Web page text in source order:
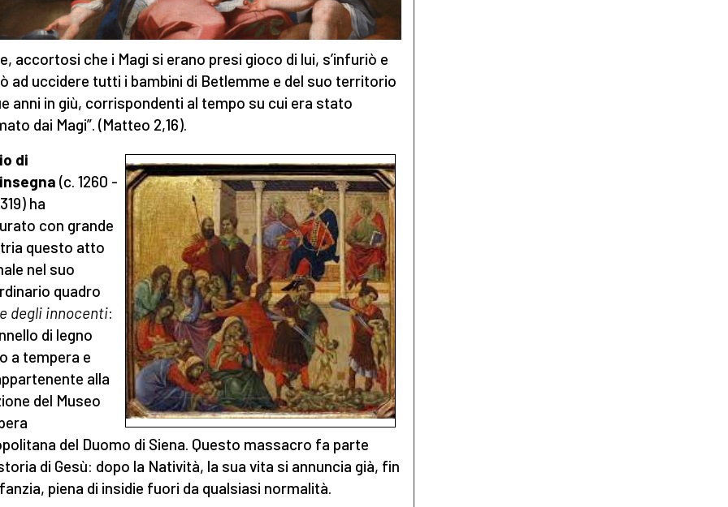
accortosi che i Magi si erano presi gioco di lui, s’infuriò e
ad uccidere tutti i bambini di Betlemme e del suo territorio
anni in giù, corrispondenti al tempo su cui era stato
dai Magi”. (Matteo 2,16).
di
(c. 1260 -
ha
con grande
questo atto
nel suo
quadro
degli innocenti:
di legno
a tempera e
alla
del Museo
del Duomo di Siena. Questo massacro fa parte
di Gesù: dopo la Natività, la sua vita si annuncia già, fin
piena di insidie fuori da qualsiasi normalità.